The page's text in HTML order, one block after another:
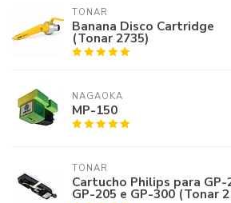
TONAR
Banana Disco Cartridge
(Tonar 2735)
NAGAOKA
MP-150
TONAR
Cartucho Philips para GP-
GP-205 e GP-300 (Tonar